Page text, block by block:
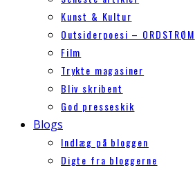
Kunst & Kultur
Outsiderpoesi – ORDSTRØM
Film
Trykte magasiner
Bliv skribent
God presseskik
Blogs
Indlæg på bloggen
Digte fra bloggerne